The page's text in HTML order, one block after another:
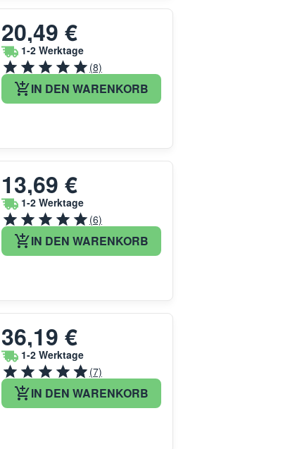
20,49 €
1-2 Werktage
(8)
IN DEN WARENKORB
13,69 €
1-2 Werktage
(6)
IN DEN WARENKORB
36,19 €
1-2 Werktage
(7)
IN DEN WARENKORB